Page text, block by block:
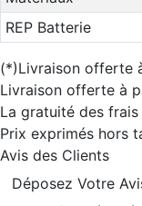
REP Batterie
(*)Livraison offerte
Livraison offerte à
La gratuité des
Prix exprimés hors
Avis des Clients
Déposez Votre